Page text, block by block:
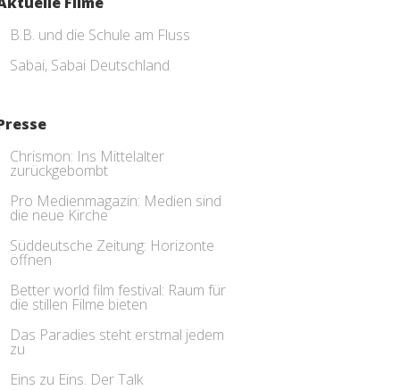
B.B. und die Schule am Fluss
Sabai, Sabai Deutschland
Chrismon: Ins Mittelalter
zurückgebombt
Pro Medienmagazin: Medien sind
die neue Kirche
Süddeutsche Zeitung: Horizonte
öffnen
Better world film festival: Raum für
die stillen Filme bieten
Das Paradies steht erstmal jedem
zu
Eins zu Eins. Der Talk